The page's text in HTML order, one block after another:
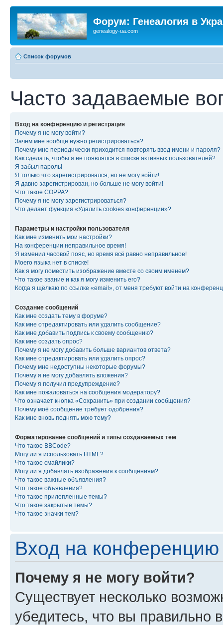
Форум: Генеалогия в
genealogy-ua.com
Список форумов
Часто задаваемые
Вход на конференцию и регистрация
Почему я не могу войти?
Зачем мне вообще нужно регистрироваться?
Почему мне периодически приходится повторять ввод имени и пароля?
Как сделать, чтобы я не появлялся в списке активных пользователей?
Я забыл пароль!
Я только что зарегистрировался, но не могу войти!
Я давно зарегистрирован, но больше не могу войти!
Что такое COPPA?
Почему я не могу зарегистрироваться?
Что делает функция «Удалить cookies конференции»?
Параметры и настройки пользователя
Как мне изменить мои настройки?
На конференции неправильное время!
Я изменил часовой пояс, но время всё равно неправильное!
Моего языка нет в списке!
Как я могу поместить изображение вместе со своим именем?
Что такое звание и как я могу изменить его?
Когда я щёлкаю по ссылке «email», от меня требуют войти на
Создание сообщений
Как мне создать тему в форуме?
Как мне отредактировать или удалить сообщение?
Как мне добавить подпись к своему сообщению?
Как мне создать опрос?
Почему я не могу добавить больше вариантов ответа?
Как мне отредактировать или удалить опрос?
Почему мне недоступны некоторые форумы?
Почему я не могу добавлять вложения?
Почему я получил предупреждение?
Как мне пожаловаться на сообщения модератору?
Что означает кнопка «Сохранить» при создании сообщения?
Почему моё сообщение требует одобрения?
Как мне вновь поднять мою тему?
Форматирование сообщений и типы создаваемых тем
Что такое BBCode?
Могу ли я использовать HTML?
Что такое смайлики?
Могу ли я добавлять изображения к сообщениям?
Что такое важные объявления?
Что такое объявления?
Что такое прилепленные темы?
Что такое закрытые темы?
Что такое значки тем?
Вход на конференцию
Почему я не могу войти?
Существует несколько
убедитесь, что вы правильно